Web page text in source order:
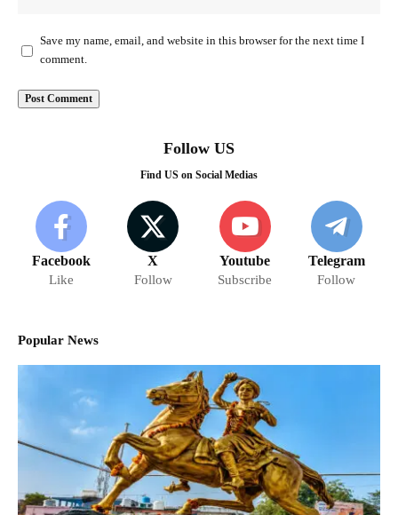
Save my name, email, and website in this browser for the next time I
comment.
Follow US
Find US on Social Medias
Facebook
Like
X
Follow
Youtube
Subscribe
Telegram
Follow
Popular News